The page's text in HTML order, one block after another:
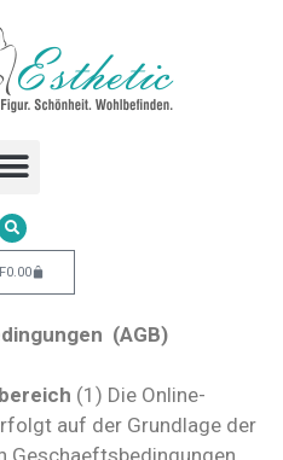
0.00
(AGB)
(1) Die Online-
auf der Grundlage der